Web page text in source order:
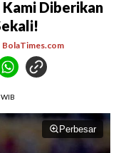
Kami Diberikan
BolaTimes.com
Perbesar